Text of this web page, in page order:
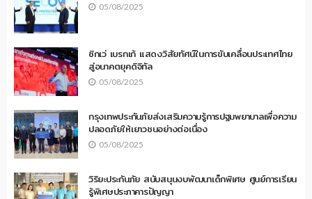
05/08/2025
ซิกเว่ เบรกเก้ แสดงวิสัยทัศน์ในการขับเคลื่อนประเทศไทย
สู่อนาคตยุคดิจิทัล
05/08/2025
กรุงเทพประกันภัยส่งเสริมความรู้การปฐมพยาบาลเพื่อความ
ปลอดภัยให้เยาวชนอย่างต่อเนื่อง
05/08/2025
วิริยะประกันภัย สนับสนุนงบพัฒนาเด็กพิเศษ ศูนย์การเรียน
รู้พิเศษประภาคารปัญญา